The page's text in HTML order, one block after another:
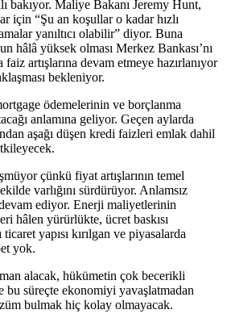
bakıyor. Maliye Bakanı Jeremy Hunt,
için “Şu an koşullar o kadar hızlı
yanıltıcı olabilir” diyor. Buna
hâlâ yüksek olması Merkez Bankası’nı
faiz artışlarına devam etmeye hazırlanıyor
bekleniyor.
ödemelerinin ve borçlanma
anlamına geliyor. Geçen aylarda
aşağı düşen kredi faizleri emlak dahil
çünkü fiyat artışlarının temel
varlığını sürdürüyor. Anlamsız
ediyor. Enerji maliyetlerinin
hâlen yürürlükte, ücret baskısı
yapısı kırılgan ve piyasalarda
yok.
alacak, hükümetin çok becerikli
bu süreçte ekonomiyi yavaşlatmadan
bulmak hiç kolay olmayacak.